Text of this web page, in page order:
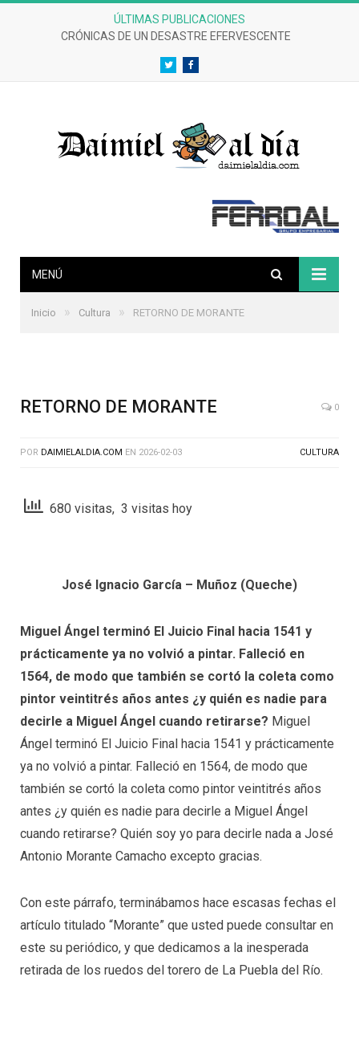
ÚLTIMAS PUBLICACIONES
CRÓNICAS DE UN DESASTRE EFERVESCENTE
TwitterFacebook
MENÚ
Inicio » Cultura » RETORNO DE MORANTE
RETORNO DE MORANTE 0
POR DAIMIELALDIA.COM EN 2026-02-03 CULTURA
680 visitas, 3 visitas hoy
José Ignacio García – Muñoz (Queche)
Miguel Ángel terminó El Juicio Final hacia 1541 y
prácticamente ya no volvió a pintar. Falleció en
1564, de modo que también se cortó la coleta como
pintor veintitrés años antes ¿y quién es nadie para
decirle a Miguel Ángel cuando retirarse? Miguel
Ángel terminó El Juicio Final hacia 1541 y prácticamente
ya no volvió a pintar. Falleció en 1564, de modo que
también se cortó la coleta como pintor veintitrés años
antes ¿y quién es nadie para decirle a Miguel Ángel
cuando retirarse? Quién soy yo para decirle nada a José
Antonio Morante Camacho excepto gracias.
Con este párrafo, terminábamos hace escasas fechas el
artículo titulado “Morante” que usted puede consultar en
este su periódico, y que dedicamos a la inesperada
retirada de los ruedos del torero de La Puebla del Río.